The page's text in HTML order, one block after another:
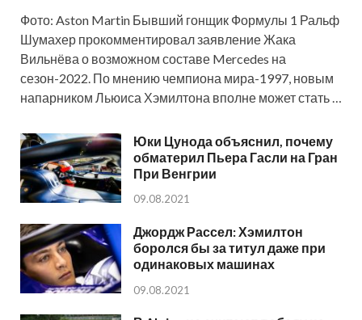
Фото: Aston Martin Бывший гонщик Формулы 1 Ральф
Шумахер прокомментировал заявление Жака
Вильнёва о возможном составе Mercedes на
сезон-2022. По мнению чемпиона мира-1997, новым
напарником Льюиса Хэмилтона вполне может стать …
Юки Цунода объяснил, почему
обматерил Пьера Гасли на Гран
При Венгрии
09.08.2021
Джордж Рассел: Хэмилтон
боролся бы за титул даже при
одинаковых машинах
09.08.2021